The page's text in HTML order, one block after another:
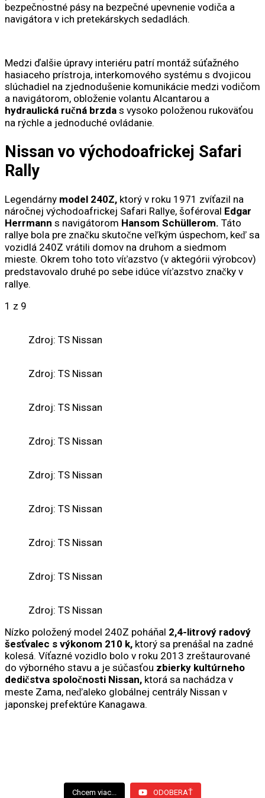
bezpečnostné pásy na bezpečné upevnenie vodiča a
navigátora v ich pretekárskych sedadlách.
Medzi ďalšie úpravy interiéru patrí montáž súťažného
hasiaceho prístroja, interkomového systému s dvojicou
slúchadiel na zjednodušenie komunikácie medzi vodičom
a navigátorom, obloženie volantu Alcantarou a
hydraulická ručná brzda s vysoko položenou rukoväťou
na rýchle a jednoduché ovládanie.
Nissan vo východoafrickej Safari
Rally
Legendárny model 240Z, ktorý v roku 1971 zvíťazil na
náročnej východoafrickej Safari Rallye, šoféroval Edgar
Herrmann s navigátorom Hansom Schüllerom. Táto
rallye bola pre značku skutočne veľkým úspechom, keď sa
vozidlá 240Z vrátili domov na druhom a siedmom
mieste. Okrem toho toto víťazstvo (v aktegórii výrobcov)
predstavovalo druhé po sebe idúce víťazstvo značky v
rallye.
1 z 9
Zdroj: TS Nissan
Zdroj: TS Nissan
Zdroj: TS Nissan
Zdroj: TS Nissan
Zdroj: TS Nissan
Zdroj: TS Nissan
Zdroj: TS Nissan
Zdroj: TS Nissan
Zdroj: TS Nissan
Nízko položený model 240Z poháňal 2,4-litrový radový
šesťvalec s výkonom 210 k, ktorý sa prenášal na zadné
kolesá. Víťazné vozidlo bolo v roku 2013 zreštaurované
do výborného stavu a je súčasťou zbierky kultúrneho
dedičstva spoločnosti Nissan, ktorá sa nachádza v
meste Zama, neďaleko globálnej centrály Nissan v
japonskej prefektúre Kanagawa.
Chcem viac... ODOBERAŤ